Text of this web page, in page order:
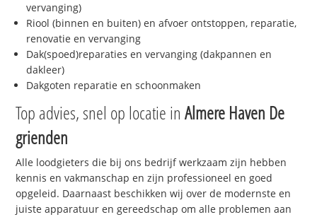
vervanging)
Riool (binnen en buiten) en afvoer ontstoppen, reparatie,
renovatie en vervanging
Dak(spoed)reparaties en vervanging (dakpannen en
dakleer)
Dakgoten reparatie en schoonmaken
Top advies, snel op locatie inAlmere Haven De
grienden
Alle loodgieters die bij ons bedrijf werkzaam zijn hebben
kennis en vakmanschap en zijn professioneel en goed
opgeleid. Daarnaast beschikken wij over de modernste en
juiste apparatuur en gereedschap om alle problemen aan